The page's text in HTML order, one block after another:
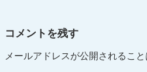
コメントを残す
メールアドレスが公開されること